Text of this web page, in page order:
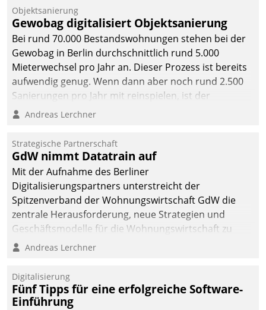
Objektsanierung
Gewobag digitalisiert Objektsanierung
Bei rund 70.000 Bestandswohnungen stehen bei der
Gewobag in Berlin durchschnittlich rund 5.000
Mieterwechsel pro Jahr an. Dieser Prozess ist bereits
aufwendig genug. Wenn dann aber noch rund 2.500
Sanierungen pro Jahr mit reinspielen, ist der
Betreuungs- und Organisationsaufwand immens. Im
kommunale Wohnungsbauunternehmen daher
gemeinsam mit der Berliner Datatrain GmbH den
Teilprozess der Objektsanierung digitalisiert.
Andreas Lerchner
Strategische Partnerschaft
GdW nimmt Datatrain auf
Mit der Aufnahme des Berliner
Digitalisierungspartners unterstreicht der
Spitzenverband der Wohnungswirtschaft GdW die
zentrale Herausforderung, neue Strategien und
Geschäftsmodelle für die Wohnungswirtschaft zu
entwickeln.
Andreas Lerchner
Digitalisierung
Fünf Tipps für eine erfolgreiche Software-
Einführung